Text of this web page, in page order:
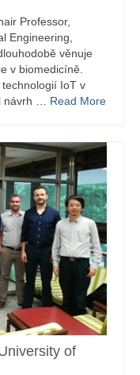
Professor,
Engineering,
věnuje
v biomedicíně.
IoT v
návrh … Read More
of